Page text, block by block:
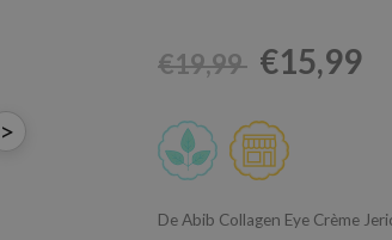
€19,99 €15,99
De Abib Collagen Eye Crème